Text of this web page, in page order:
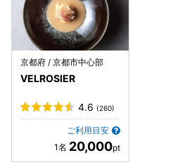
京都府 / 京都市中心部
VELROSIER
4.6 (260)
ご利用目安
20,000